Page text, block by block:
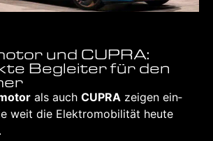
und CUP­RA:
Beglei­ter für den
als auch CUP­RA zei­gen ein­
weit die Elek­tro­mo­bi­li­tät heu­te